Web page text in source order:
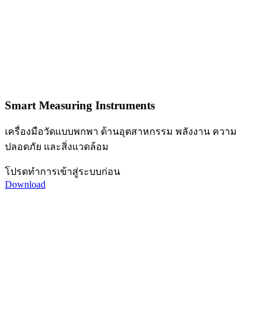
Smart Measuring Instruments
เครื่องมือวัดแบบพกพา ด้านอุตสาหกรรม พลังงาน ความ
ปลอดภัย และสิ่งแวดล้อม
โปรดทำการเข้าสู่ระบบก่อน
Download